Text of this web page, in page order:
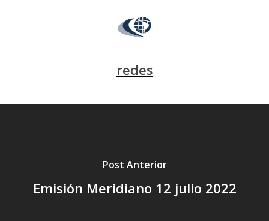
redes
Post Anterior
Emisión Meridiano 12 julio 2022